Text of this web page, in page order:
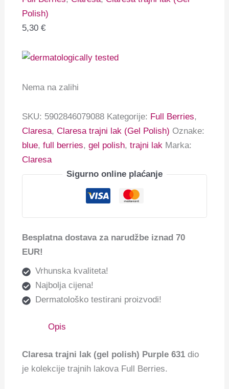
Polish)
5,30€
Nema na zalihi
SKU: 5902846079088 Kategorije: Full Berries,
Claresa,Claresa trajni lak (Gel Polish) Oznake:
blue,full berries,gel polish,trajni lak Marka:
Claresa
Sigurno online plaćanje
Besplatna dostava za narudžbe iznad 70
EUR!
Vrhunska kvaliteta!
Najbolja cijena!
Dermatološko testirani proizvodi!
Opis
Claresa trajni lak (gel polish) Purple 631dio
je kolekcije trajnih lakova Full Berries.